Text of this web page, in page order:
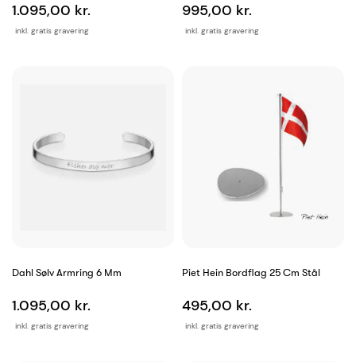
inkl. gratis gravering
1.095,00 kr.
inkl. gratis gravering
995,00 kr.
Dahl Sølv Armring 6 Mm
inkl. gratis gravering
1.095,00 kr.
Piet Hein Bordflag 25 Cm Stål
inkl. gratis gravering
495,00 kr.